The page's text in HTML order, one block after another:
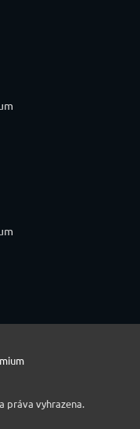
práva vyhrazena.